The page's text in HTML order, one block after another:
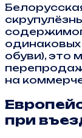
обуви), это
на
при